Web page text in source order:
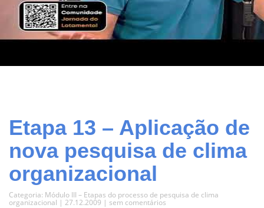
Etapa 13 – Aplicação de
nova pesquisa de clima
organizacional
Categoria: Módulo III – Etapas do processo de pesquisa de clima
organizacional | 27.12.2009 | sem comentários